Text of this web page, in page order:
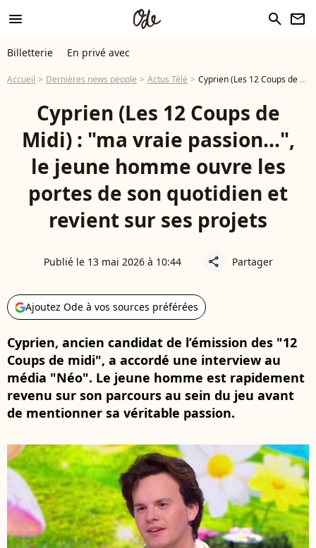
menu search newsletter
Billetterie En privé avec
Accueil Dernières news people Actus Télé Cyprien (Les 12 Coups de Midi) : "ma vraie passion...", le jeune homme ouvre les portes de son quotidien et revient sur ses projets
Cyprien (Les 12 Coups de
Midi) : "ma vraie passion...",
le jeune homme ouvre les
portes de son quotidien et
revient sur ses projets
Publié le 13 mai 2026 à 10:44 share Partager
Ajoutez Ode à vos sources préférées
Cyprien, ancien candidat de l’émission des "12
Coups de midi", a accordé une interview au
média "Néo". Le jeune homme est rapidement
revenu sur son parcours au sein du jeu avant
de mentionner sa véritable passion.